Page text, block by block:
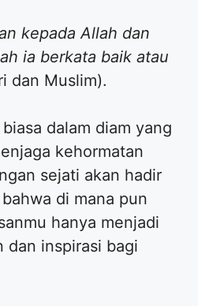
kepada Allah dan
ia berkata baik atau
dan Muslim).
dalam diam yang
kehormatan
sejati akan hadir
di mana pun
hanya menjadi
dan inspirasi bagi